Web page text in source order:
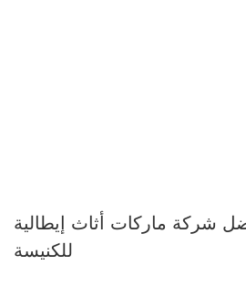
شركة ماركات أثاث إيطالية
للكنيسة